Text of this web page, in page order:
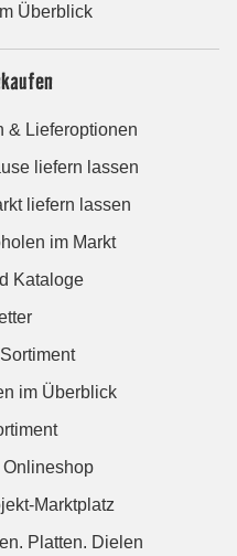
Überblick
& Lieferoptionen
liefern lassen
liefern lassen
im Markt
Kataloge
im Überblick
Onlineshop
Marktplatz
Platten. Dielen